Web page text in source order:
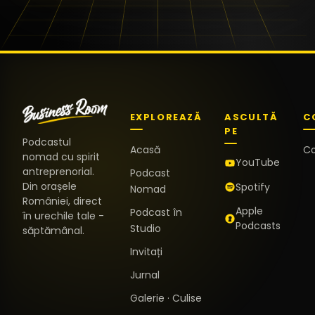
Podcastul
nomad cu spirit
antreprenorial.
Din orașele
României, direct
în urechile tale -
săptămânal.
EXPLOREAZĂ
Acasă
Podcast
Nomad
Podcast în
Studio
Invitați
Jurnal
Galerie · Culise
ASCULTĂ
PE
YouTube
Spotify
Apple
Podcasts